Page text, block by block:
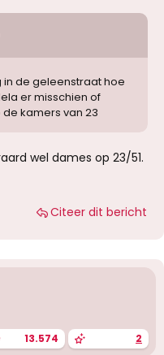
de geleenstraat hoe
er misschien of
kamers van 23
wel dames op 23/51.
Citeer dit bericht
13.574 2